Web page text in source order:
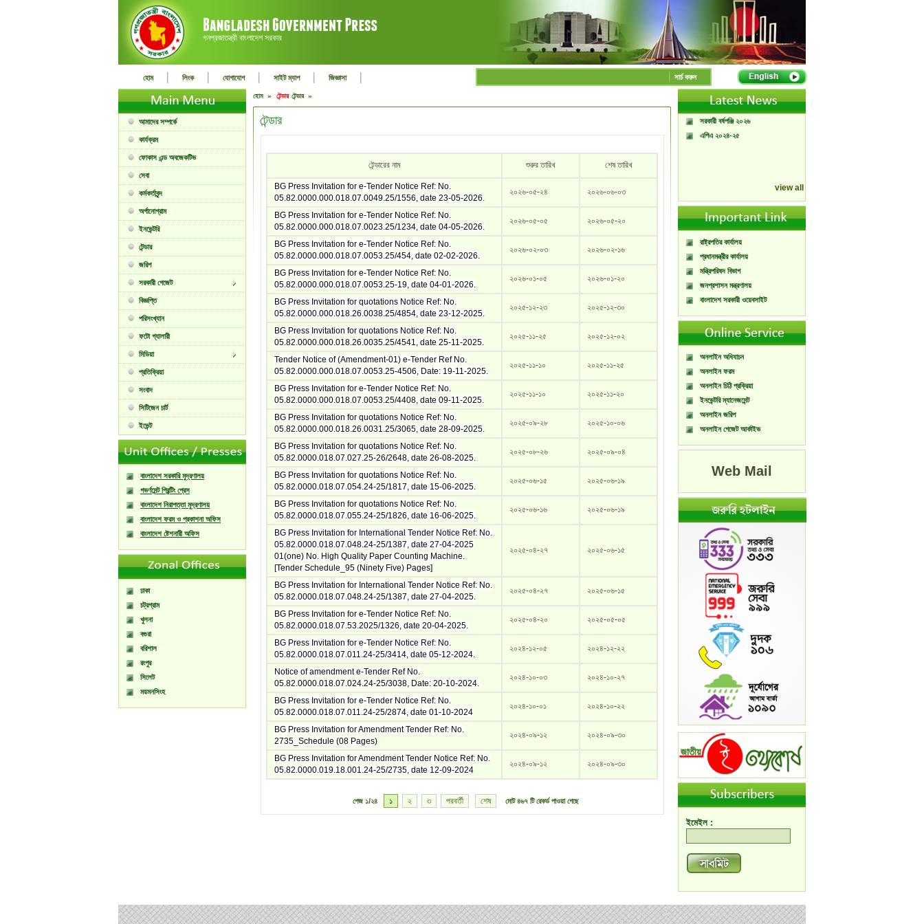
গনপ্রজাতন্ত্রী বাংলাদেশ সরকার
হোম | লিংক | যোগাযোগ | সাইট ম্যাপ | জিজ্ঞাসা | সার্চ করুন
আমাদের সম্পর্কে
কার্যক্রম
ফোকাস এন্ড অবজেকটিভ
সেবা
কর্মকর্তাবৃন্দ
অর্গানোগ্রাম
ইনভেন্টরি
টেন্ডার
জরিপ
সরকারী গেজেট
বিজ্ঞপ্তি
পরিসংখ্যান
ফটো গ্যালারী
মিডিয়া
প্রতিক্রিয়া
সংবাদ
সিটিজেন চার্ট
ইভেন্ট
বাংলাদেশ সরকারি মুদ্রণালয়
গভর্ণমেন্ট প্রিন্টিং প্রেস
বাংলাদেশ নিরাপত্তা মুদ্রণালয়
বাংলাদেশ ফরম ও প্রকাশনা অফিস
বাংলাদেশ ষ্টেশনারী অফিস
ঢাকা
চট্রগ্রাম
খুলনা
বগুরা
বরিশাল
রংপুর
সিলেট
ময়মনসিংহ
হোম » টেন্ডার টেন্ডার »
টেন্ডার
টেন্ডারের নাম শুরুর তারিখ শেষ তারিখ
BG Press Invitation for e-Tender Notice Ref: No.
05.82.0000.000.018.07.0049.25/1556, date 23-05-2026.
২০২৬-০৫-২৪ ২০২৬-০৬-০৩
BG Press Invitation for e-Tender Notice Ref: No.
05.82.0000.000.018.07.0023.25/1234, date 04-05-2026.
২০২৬-০৫-০৫ ২০২৬-০৫-২০
BG Press Invitation for e-Tender Notice Ref: No.
05.82.0000.000.018.07.0053.25/454, date 02-02-2026.
২০২৬-০২-০৩ ২০২৬-০২-১৬
BG Press Invitation for e-Tender Notice Ref: No.
05.82.0000.000.018.07.0053.25-19, date 04-01-2026.
২০২৬-০১-০৫ ২০২৬-০১-২০
BG Press Invitation for quotations Notice Ref: No.
05.82.0000.000.018.26.0038.25/4854, date 23-12-2025.
২০২৫-১২-২৩ ২০২৫-১২-৩০
BG Press Invitation for quotations Notice Ref: No.
05.82.0000.000.018.26.0035.25/4541, date 25-11-2025.
২০২৫-১১-২৫ ২০২৫-১২-০২
Tender Notice of (Amendment-01) e-Tender Ref No.
05.82.0000.000.018.07.0053.25-4506, Date: 19-11-2025.
২০২৫-১১-১০ ২০২৫-১১-২৫
BG Press Invitation for e-Tender Notice Ref: No.
05.82.0000.000.018.07.0053.25/4408, date 09-11-2025.
২০২৫-১১-১০ ২০২৫-১১-২০
BG Press Invitation for quotations Notice Ref: No.
05.82.0000.000.018.26.0031.25/3065, date 28-09-2025.
২০২৫-০৯-২৮ ২০২৫-১০-০৬
BG Press Invitation for quotations Notice Ref: No.
05.82.0000.018.07.027.25-26/2648, date 26-08-2025.
২০২৫-০৮-২৬ ২০২৫-০৯-০৪
BG Press Invitation for quotations Notice Ref: No.
05.82.0000.018.07.054.24-25/1817, date 15-06-2025.
২০২৫-০৬-১৫ ২০২৫-০৬-১৯
BG Press Invitation for quotations Notice Ref: No.
05.82.0000.018.07.055.24-25/1826, date 16-06-2025.
২০২৫-০৬-১৬ ২০২৫-০৬-১৯
BG Press Invitation for International Tender Notice Ref: No.
05.82.0000.018.07.048.24-25/1387, date 27-04-2025
01(one) No. High Quality Paper Counting Machine.
[Tender Schedule_95 (Ninety Five) Pages]
২০২৫-০৪-২৭ ২০২৫-০৬-১৫
BG Press Invitation for International Tender Notice Ref: No.
05.82.0000.018.07.048.24-25/1387, date 27-04-2025.
২০২৫-০৪-২৭ ২০২৫-০৬-১৫
BG Press Invitation for e-Tender Notice Ref: No.
05.82.0000.018.07.53.2025/1326, date 20-04-2025.
২০২৫-০৪-২০ ২০২৫-০৫-০৫
BG Press Invitation for e-Tender Notice Ref: No.
05.82.0000.018.07.011.24-25/3414, date 05-12-2024.
২০২৪-১২-০৫ ২০২৪-১২-২২
Notice of amendment e-Tender Ref No.
05.82.0000.018.07.024.24-25/3038, Date: 20-10-2024.
২০২৪-১০-০৩ ২০২৪-১০-২৭
BG Press Invitation for e-Tender Notice Ref: No.
05.82.0000.018.07.011.24-25/2874, date 01-10-2024
২০২৪-১০-০১ ২০২৪-১০-২২
BG Press Invitation for Amendment Tender Ref: No.
2735_Schedule (08 Pages)
২০২৪-০৯-১২ ২০২৪-০৯-৩০
BG Press Invitation for Amendment Tender Notice Ref: No.
05.82.0000.019.18.001.24-25/2735, date 12-09-2024
২০২৪-০৯-১২ ২০২৪-০৯-৩০
পেজ ১/২৪ ১ ২ ৩ পরবর্তী শেষ মোট৪৬৭ টি রেকর্ড পাওয়া গেছে
A Handbook of
Government Press
Citizen Charter of
Bangladesh Government
Press
সরকারী বর্ষপঞ্জি ২০২৬
এপিএ ২০২৪-২৫
view all
রাষ্ট্রপতির কার্যালয়
প্রধানমন্ত্রীর কার্যালয়
মন্ত্রিপরিষদ বিভাগ
জনপ্রশাসন মন্ত্রণালয়
বাংলাদেশ সরকারী ওয়েবসাইট
অনলাইন অধিযাচন
অনলাইন ফরম
অনলাইন চিঠি প্রক্রিয়া
ইনভেন্টরি ম্যানেজমেন্ট
অনলাইন জরিপ
অনলাইন গেজেট আর্কাইভ
Web Mail
ইমেইল :